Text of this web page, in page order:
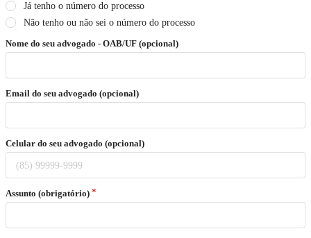
Já tenho o número do processo
Não tenho ou não sei o número do processo
Nome do seu advogado - OAB/UF (opcional)
Email do seu advogado (opcional)
Celular do seu advogado (opcional)
Assunto (obrigatório)